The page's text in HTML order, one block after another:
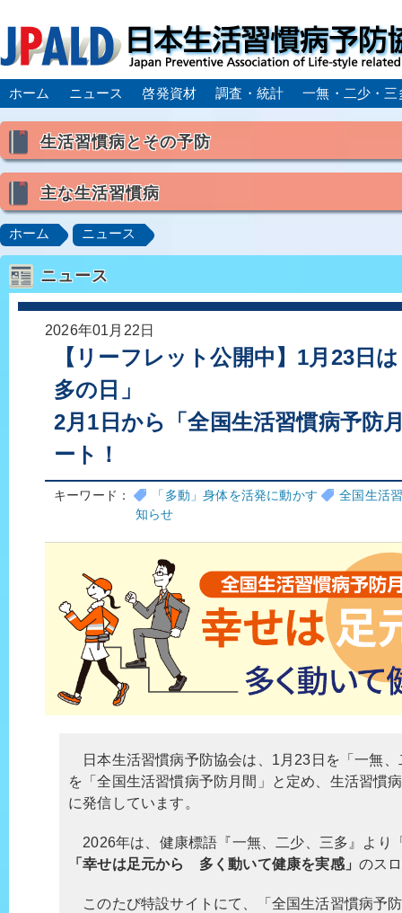
ホーム ニュース 啓発資材 調査・統計 一無・二少・三
生活習慣病とその予防
喫煙
食生活
主な生活習慣病
高血圧 脂質異常症（高脂血症）
肥満症／メタボリックシンドローム
動脈硬化
心
脂肪肝／NAFLD／NASH
ロコモティブシンドローム／サルコペニア／フレイル
ホーム ニュース
ニュース
2026年01月22日
【リーフレット公開中】1月23日
多の日」
2月1日から「全国生活習慣病予防
ート！
キーワード： 「多動」身体を活発に動かす
全国生活
知らせ
日本生活習慣病予防協会は、1月23日を「一無、
を「全国生活習慣病予防月間」と定め、生活習慣
に発信しています。
2026年は、健康標語『一無、二少、三多』より
「幸せは足元から 多く動いて健康を実感」 のス
このたび特設サイトにて、「全国生活習慣病予